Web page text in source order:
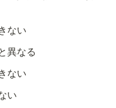
ない
異なる
ない
い